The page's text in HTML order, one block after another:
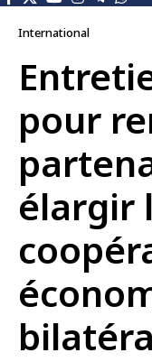
International
pour
élargir